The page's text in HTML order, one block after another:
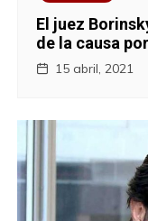
El juez
de la causa
15 abril, 2021